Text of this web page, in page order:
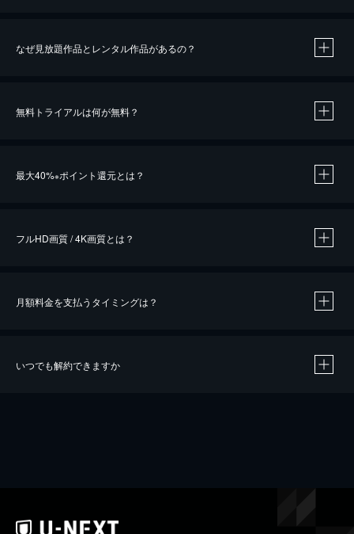
なぜ見放題作品とレンタル作品があるの？
無料トライアルは何が無料？
最大40%※ポイント還元とは？
※40％ポイント還元の対象は、クレジットカード決済による作品の購入 / レンタルです。
フルHD画質 / 4K画質とは？
月額料金を支払うタイミングは？
いつでも解約できますか